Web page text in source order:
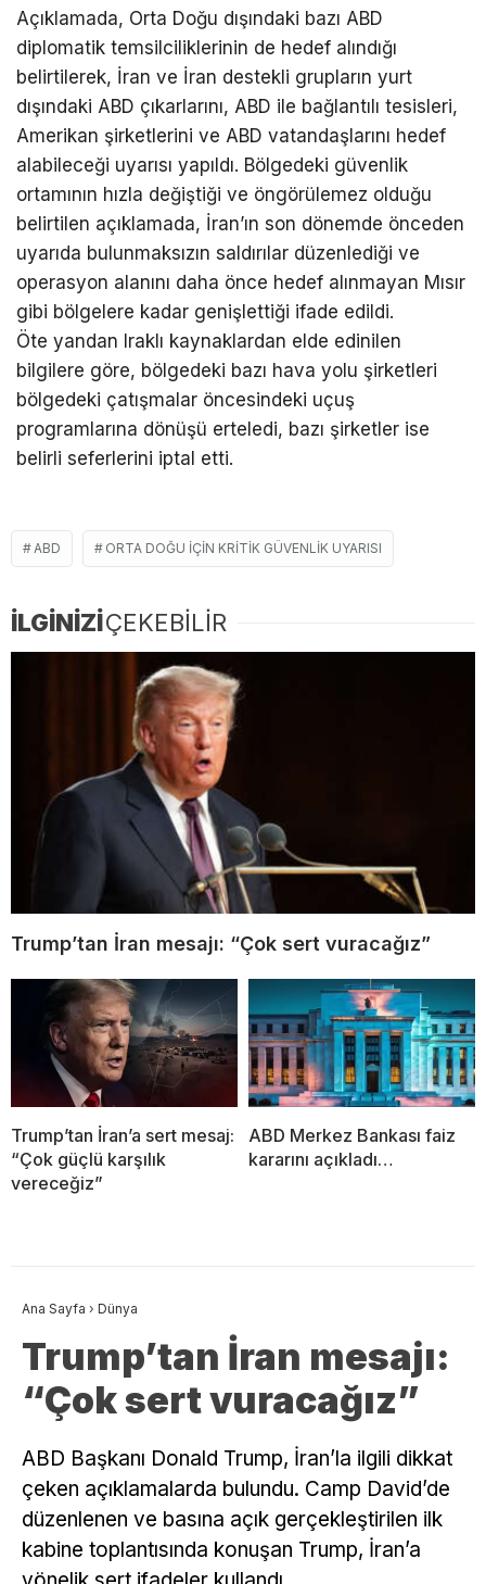
Açıklamada, Orta Doğu dışındaki bazı ABD
diplomatik temsilciliklerinin de hedef alındığı
belirtilerek, İran ve İran destekli grupların yurt
dışındaki ABD çıkarlarını, ABD ile bağlantılı tesisleri,
Amerikan şirketlerini ve ABD vatandaşlarını hedef
alabileceği uyarısı yapıldı. Bölgedeki güvenlik
ortamının hızla değiştiği ve öngörülemez olduğu
belirtilen açıklamada, İran’ın son dönemde önceden
uyarıda bulunmaksızın saldırılar düzenlediği ve
operasyon alanını daha önce hedef alınmayan Mısır
gibi bölgelere kadar genişlettiği ifade edildi.
Öte yandan Iraklı kaynaklardan elde edinilen
bilgilere göre, bölgedeki bazı hava yolu şirketleri
bölgedeki çatışmalar öncesindeki uçuş
programlarına dönüşü erteledi, bazı şirketler ise
belirli seferlerini iptal etti.
ABD ORTA DOĞU IÇIN KRITIK GÜVENLIK UYARISI
İLGİNİZİÇEKEBİLİR
Trump’tan İran mesajı: “Çok sert vuracağız”
Trump’tan İran’a sert mesaj:
“Çok güçlü karşılık
vereceğiz”
ABD Merkez Bankası faiz
kararını açıkladı…
Ana Sayfa › Dünya
Trump’tan İran mesajı:
“Çok sert vuracağız”
ABD Başkanı Donald Trump, İran’la ilgili dikkat
çeken açıklamalarda bulundu. Camp David’de
düzenlenen ve basına açık gerçekleştirilen ilk
kabine toplantısında konuşan Trump, İran’a